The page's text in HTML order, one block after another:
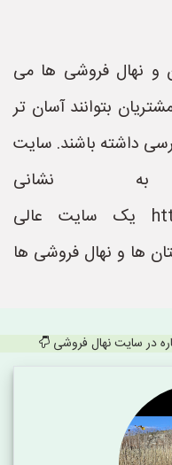
و نهال فروشی ها می
بتوانند آسان تر
داشته باشند. سایت
نشانی
https://www.NahalForooshi.ir یک سایت عالی
ها و نهال فروشی ها
در سایت نهال فروشی